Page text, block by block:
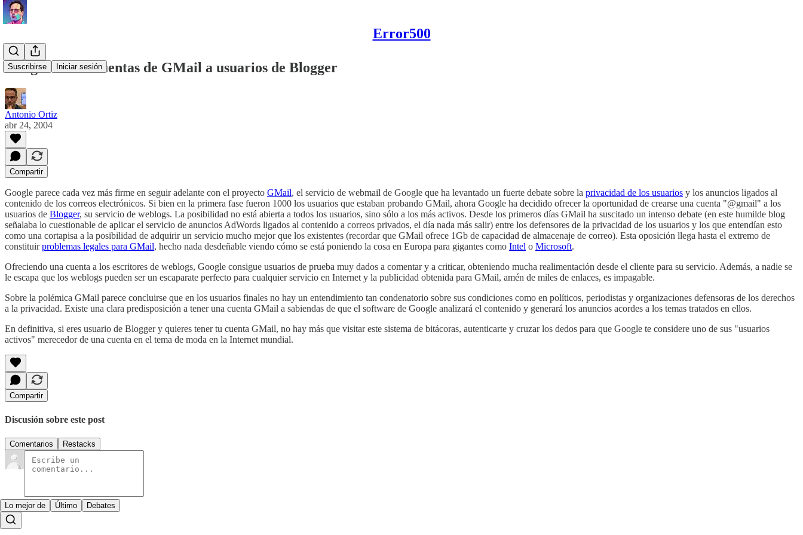
Error500
Suscribirse Iniciar sesión
Google ofrece cuentas de GMail a usuarios de Blogger
Antonio Ortiz
abr 24, 2004
Compartir
Google parece cada vez más firme en seguir adelante con el proyecto GMail, el servicio de webmail de Google que ha levantado un fuerte debate sobre la privacidad de los usuarios y los anuncios ligados al
contenido de los correos electrónicos. Si bien en la primera fase fueron 1000 los usuarios que estaban probando GMail, ahora Google ha decidido ofrecer la oportunidad de crearse una cuenta "@gmail" a los
usuarios de Blogger, su servicio de weblogs. La posibilidad no está abierta a todos los usuarios, sino sólo a los más activos. Desde los primeros días GMail ha suscitado un intenso debate (en este humilde blog
señalaba lo cuestionable de aplicar el servicio de anuncios AdWords ligados al contenido a correos privados, el día nada más salir) entre los defensores de la privacidad de los usuarios y los que entendían esto
como una cortapisa a la posibilidad de adquirir un servicio mucho mejor que los existentes (recordar que GMail ofrece 1Gb de capacidad de almacenaje de correo). Esta oposición llega hasta el extremo de
constituirproblemas legales para GMail, hecho nada desdeñable viendo cómo se está poniendo la cosa en Europa para gigantes como Intel o Microsoft.
Ofreciendo una cuenta a los escritores de weblogs, Google consigue usuarios de prueba muy dados a comentar y a criticar, obteniendo mucha realimentación desde el cliente para su servicio. Además, a nadie se
le escapa que los weblogs pueden ser un escaparate perfecto para cualquier servicio en Internet y la publicidad obtenida para GMail, amén de miles de enlaces, es impagable.
Sobre la polémica GMail parece concluirse que en los usuarios finales no hay un entendimiento tan condenatorio sobre sus condiciones como en políticos, periodistas y organizaciones defensoras de los derechos
a la privacidad. Existe una clara predisposición a tener una cuenta GMail a sabiendas de que el software de Google analizará el contenido y generará los anuncios acordes a los temas tratados en ellos.
En definitiva, si eres usuario de Blogger y quieres tener tu cuenta GMail, no hay más que visitar este sistema de bitácoras, autenticarte y cruzar los dedos para que Google te considere uno de sus "usuarios
activos" merecedor de una cuenta en el tema de moda en la Internet mundial.
Compartir
Discusión sobre este post
Comentarios Restacks
Lo mejor de Último Debates